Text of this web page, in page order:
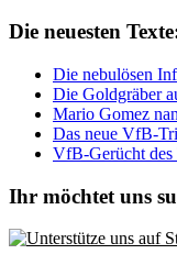
Die neuesten
Die nebulösen
Die Goldgräber
Mario Gomez
Das neue VfB-
VfB-Gerücht des
Ihr möchtet uns